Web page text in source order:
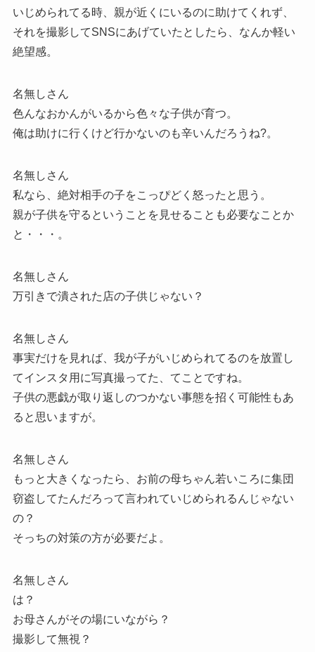
いじめられてる時、親が近くにいるのに助けてくれず、
それを撮影してSNSにあげていたとしたら、なんか軽い
絶望感。
名無しさん
色んなおかんがいるから色々な子供が育つ。
俺は助けに行くけど行かないのも辛いんだろうね?。
名無しさん
私なら、絶対相手の子をこっぴどく怒ったと思う。
親が子供を守るということを見せることも必要なことか
と・・・。
名無しさん
万引きで潰された店の子供じゃない？
名無しさん
事実だけを見れば、我が子がいじめられてるのを放置し
てインスタ用に写真撮ってた、てことですね。
子供の悪戯が取り返しのつかない事態を招く可能性もあ
ると思いますが。
名無しさん
もっと大きくなったら、お前の母ちゃん若いころに集団
窃盗してたんだろって言われていじめられるんじゃない
の？
そっちの対策の方が必要だよ。
名無しさん
は？
お母さんがその場にいながら？
撮影して無視？